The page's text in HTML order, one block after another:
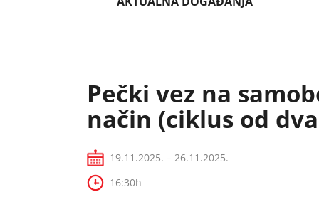
Pečki vez na
način (ciklus od
19.11.2025. – 26.11.2025.
16:30h